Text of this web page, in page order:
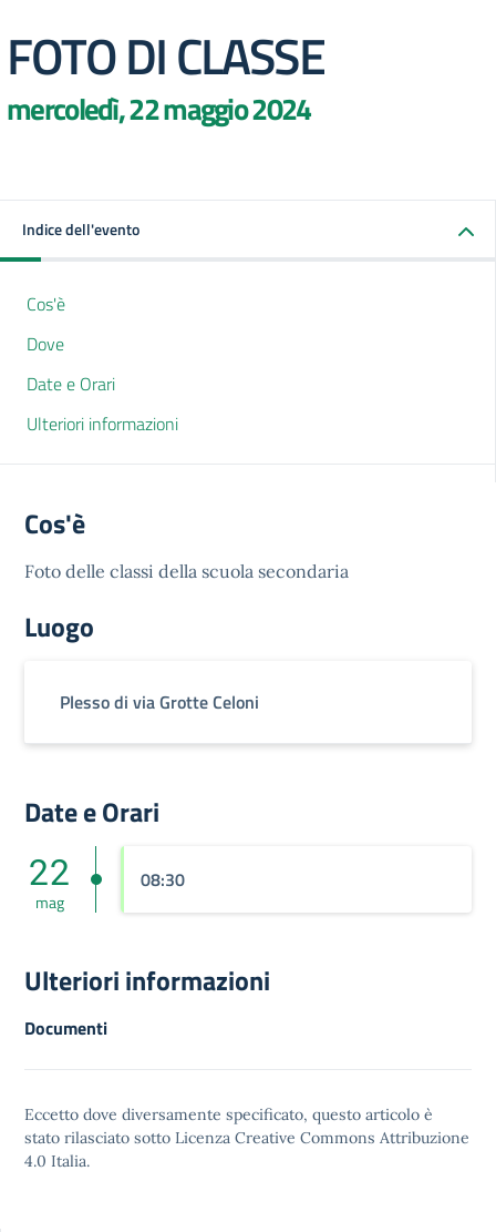
FOTO DI CLASSE
mercoledì, 22 maggio 2024
Indice dell'evento
Cos'è
Dove
Date e Orari
Ulteriori informazioni
Cos'è
Foto delle classi della scuola secondaria
Luogo
Plesso di via Grotte Celoni
Date e Orari
22
mag
08:30
Ulteriori informazioni
Documenti
Eccetto dove diversamente specificato, questo articolo è
stato rilasciato sotto Licenza Creative Commons Attribuzione
4.0 Italia.